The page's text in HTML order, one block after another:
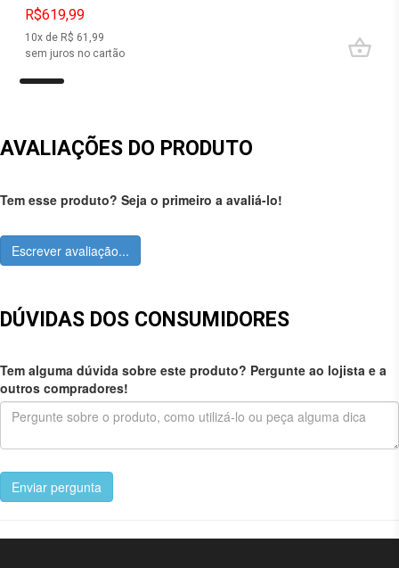
R$619,99
10x de R$ 61,99
sem juros no cartão
AVALIAÇÕES DO PRODUTO
Tem esse produto? Seja o primeiro a avaliá-lo!
Escrever avaliação...
DÚVIDAS DOS CONSUMIDORES
Tem alguma dúvida sobre este produto? Pergunte ao lojista e a
outros compradores!
Enviar pergunta